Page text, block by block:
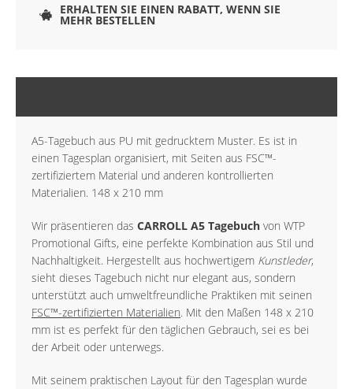
ERHALTEN SIE EINEN RABATT, WENN SIE
MEHR BESTELLEN
A5-Tagebuch aus PU mit gedrucktem Muster. Es ist in
einen Tagesplan organisiert, mit Seiten aus FSC™-
zertifiziertem Material und anderen kontrollierten
Materialien. 148 x 210 mm
Wir präsentieren das CARROLL A5 Tagebuch von WTP
Promotional Gifts, eine perfekte Kombination aus Stil und
Nachhaltigkeit. Hergestellt aus hochwertigem Kunstleder,
sieht dieses Tagebuch nicht nur elegant aus, sondern
unterstützt auch umweltfreundliche Praktiken mit seinen
FSC™-zertifizierten Materialien. Mit den Maßen 148 x 210
mm ist es perfekt für den täglichen Gebrauch, sei es bei
der Arbeit oder unterwegs.
Mit seinem praktischen Layout für den Tagesplan wurde